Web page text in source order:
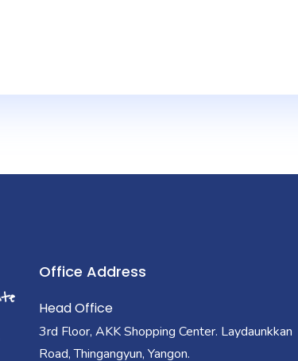
Office Address
Head Office
3rd Floor, AKK Shopping Center. Laydaunkkan
Road, Thingangyun, Yangon.